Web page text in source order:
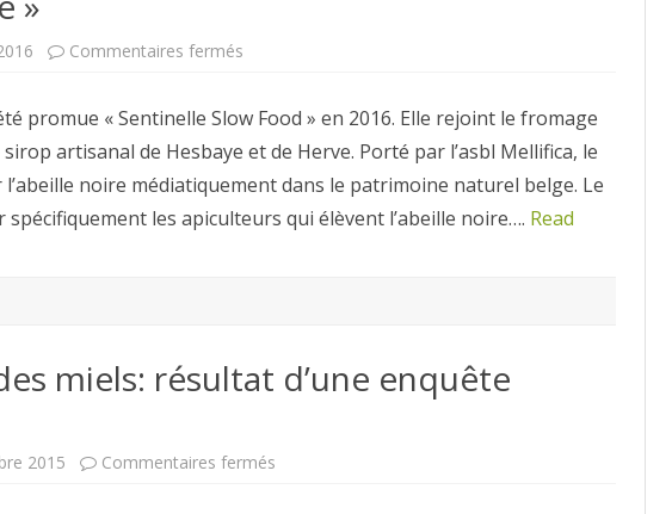
Commentaires fermés
promue « Sentinelle Slow Food » en 2016. Elle rejoint le fromage
artisanal de Hesbaye et de Herve. Porté par l’asbl Mellifica, le
noire médiatiquement dans le patrimoine naturel belge. Le
les apiculteurs qui élèvent l’abeille noire…. Read
miels: résultat d’une enquête
2015 Commentaires fermés